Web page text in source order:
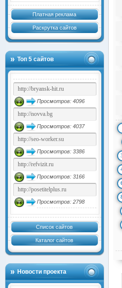
Платная реклама
Раскрутка сайтов
Топ 5 сайтов
Просмотров: 4096
Просмотров: 4037
Просмотров: 3386
Просмотров: 3166
Просмотров: 2798
Список сайтов
Каталог сайтов
Новости проекта